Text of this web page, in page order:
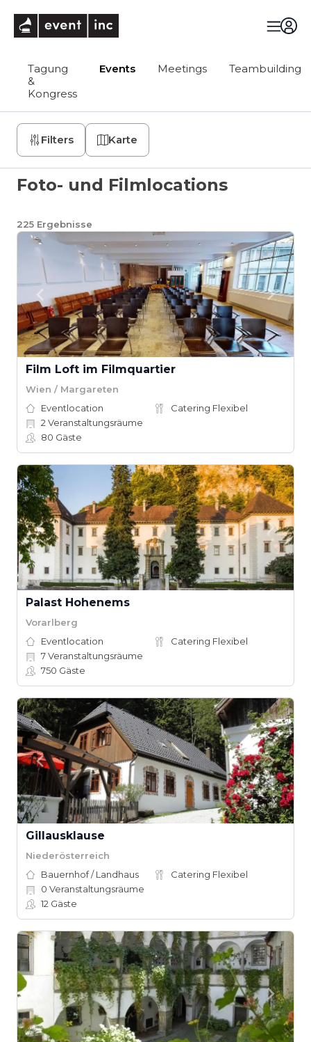
Tagung
&
Kongress
Events Meetings Teambuilding
Filters Karte
Foto- und Filmlocations
225 Ergebnisse
Film Loft im Filmquartier
Wien / Margareten
Eventlocation
Catering Flexibel
2 Veranstaltungsräume
80 Gäste
Palast Hohenems
Vorarlberg
Eventlocation
Catering Flexibel
7Veranstaltungsräume
750 Gäste
Gillausklause
Niederösterreich
Bauernhof / Landhaus
Catering Flexibel
0 Veranstaltungsräume
12 Gäste